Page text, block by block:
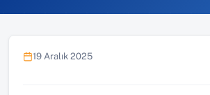
19 Aralık 2025